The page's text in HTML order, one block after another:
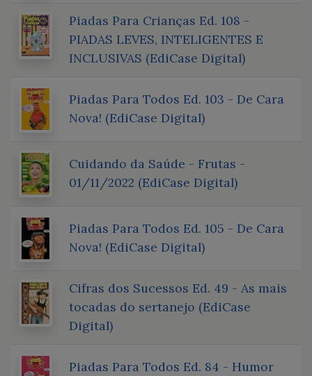
Piadas Para Crianças Ed. 108 -
PIADAS LEVES, INTELIGENTES E
INCLUSIVAS (EdiCase Digital)
Piadas Para Todos Ed. 103 - De Cara
Nova! (EdiCase Digital)
Cuidando da Saúde - Frutas -
01/11/2022 (EdiCase Digital)
Piadas Para Todos Ed. 105 - De Cara
Nova! (EdiCase Digital)
Cifras dos Sucessos Ed. 49 - As mais
tocadas do sertanejo (EdiCase
Digital)
Piadas Para Todos Ed. 84 - Humor